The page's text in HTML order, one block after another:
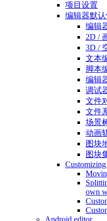
项目设置
编辑器默
编辑
2D /
3D /
文本
脚本
编辑
调试
文件
文件
场景
动画
图块
图块
own
Android editor